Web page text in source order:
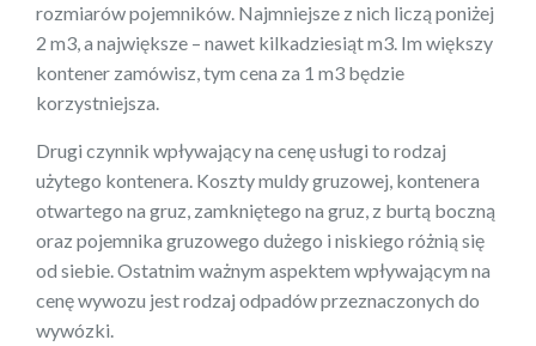
rozmiarów pojemników. Najmniejsze z nich liczą poniżej
2 m3, a największe – nawet kilkadziesiąt m3. Im większy
kontener zamówisz, tym cena za 1 m3 będzie
korzystniejsza.
Drugi czynnik wpływający na cenę usługi to rodzaj
użytego kontenera. Koszty muldy gruzowej, kontenera
otwartego na gruz, zamkniętego na gruz, z burtą boczną
oraz pojemnika gruzowego dużego i niskiego różnią się
od siebie. Ostatnim ważnym aspektem wpływającym na
cenę wywozu jest rodzaj odpadów przeznaczonych do
wywózki.